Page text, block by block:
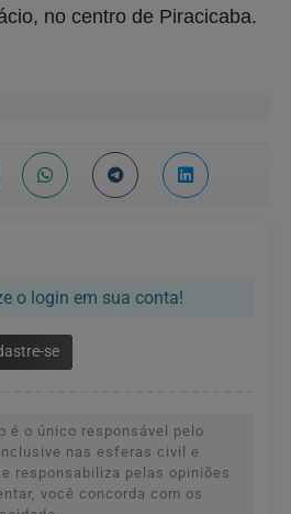
no centro de Piracicaba.
o login em sua conta!
se
é o único responsável pelo
nas esferas civil e
responsabiliza pelas opiniões
você concorda com os